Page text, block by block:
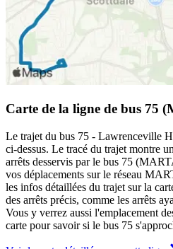
Carte de la ligne de bus 75
Le trajet du bus 75 - Lawrenceville
ci-dessus. Le tracé du trajet montre
arrêts desservis par le bus 75
vos déplacements sur le réseau
les infos détaillées du trajet sur la
des arrêts précis, comme les arrêts
Vous y verrez aussi l'emplacement
carte pour savoir si le bus 75